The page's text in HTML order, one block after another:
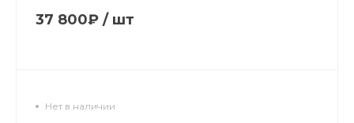
37 800₽ / шт
Нет в наличии